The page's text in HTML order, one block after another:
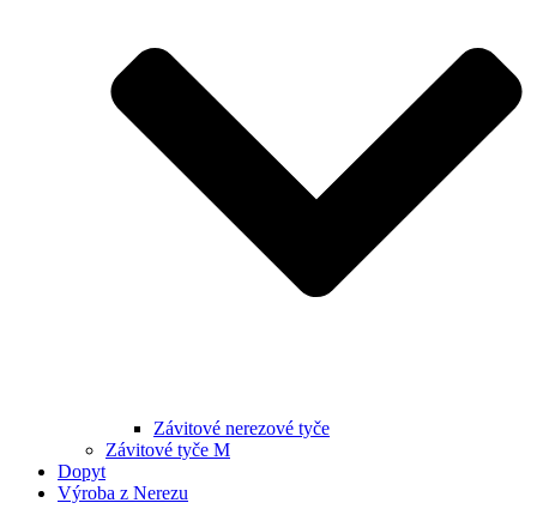
Závitové nerezové tyče
Závitové tyče M
Dopyt
Výroba z Nerezu